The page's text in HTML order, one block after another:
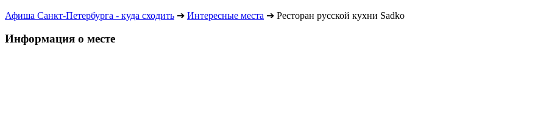
Афиша Санкт-Петербурга - куда сходить ➔ Интересные места ➔ Ресторан русской кухни Sadko
Информация о месте